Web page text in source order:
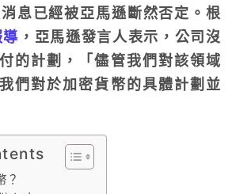
息已經被亞馬遜斷然否定。根
，亞馬遜發言人表示，公司沒
的計劃，「儘管我們對該領域
們對於加密貨幣的具體計劃並
？